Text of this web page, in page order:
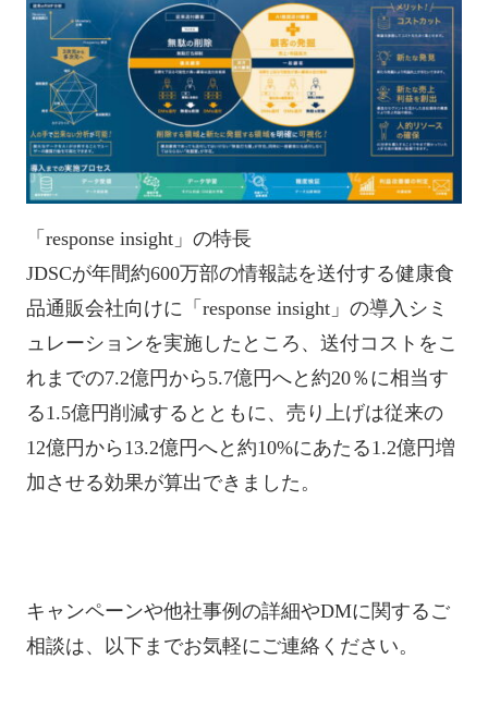
「response insight」の特長
JDSCが年間約600万部の情報誌を送付する健康食
品通販会社向けに「response insight」の導入シミ
ュレーションを実施したところ、送付コストをこ
れまでの7.2億円から5.7億円へと約20％に相当す
る1.5億円削減するとともに、売り上げは従来の
12億円から13.2億円へと約10%にあたる1.2億円増
加させる効果が算出できました。
キャンペーンや他社事例の詳細やDMに関するご
相談は、以下までお気軽にご連絡ください。